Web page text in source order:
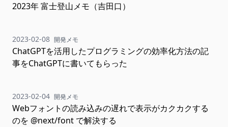
2023年 富士登山メモ（吉田口）
2023-02-08 開発メモ
ChatGPTを活用したプログラミングの効率化方法の記
事をChatGPTに書いてもらった
2023-02-04 開発メモ
Webフォントの読み込みの遅れで表示がカクカクする
のを @next/font で解決する